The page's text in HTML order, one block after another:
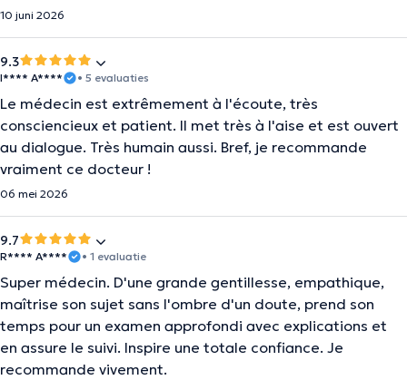
10 juni 2026
9.3
I**** A**** • 5 evaluaties
Le médecin est extrêmement à l'écoute, très
consciencieux et patient. Il met très à l'aise et est ouvert
au dialogue. Très humain aussi. Bref, je recommande
vraiment ce docteur !
06 mei 2026
9.7
R**** A**** • 1 evaluatie
Super médecin. D'une grande gentillesse, empathique,
maîtrise son sujet sans l'ombre d'un doute, prend son
temps pour un examen approfondi avec explications et
en assure le suivi. Inspire une totale confiance. Je
recommande vivement.